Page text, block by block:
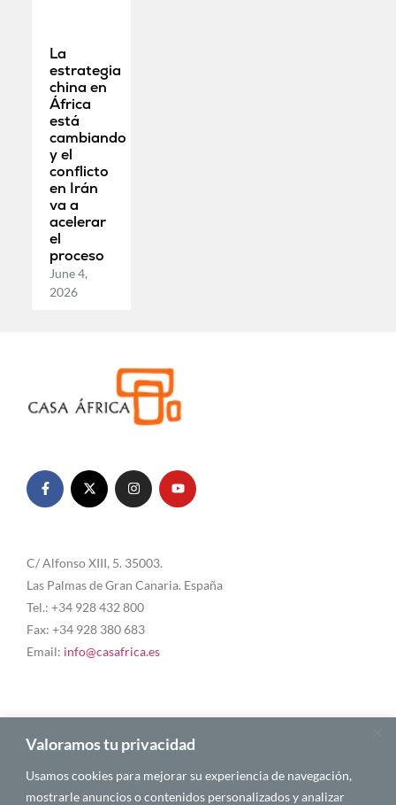
Valoramos tu privacidad
Usamos cookies para mejorar su experiencia de navegación,
mostrarle anuncios o contenidos personalizados y analizar
La
estrategia
china en
África
está
cambiando
y el
conflicto
en Irán
va a
acelerar
el
proceso
June 4,
2026
C/ Alfonso XIII, 5. 35003.
Las Palmas de Gran Canaria. España
Tel.: +34 928 432 800
Fax: +34 928 380 683
Email: info@casafrica.es
Blog
About Us